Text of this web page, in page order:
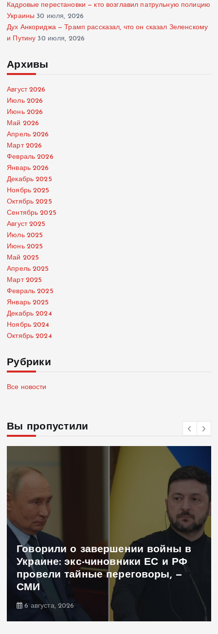
Кадровые перестановки — кто возглавил патрульную полицию
Украины 30 июля, 2026
Дух Анкориджа — Трамп рассказал, что он сказал Зеленскому
и Путину 30 июля, 2026
Архивы
Август 2026
Июль 2026
Июнь 2026
Май 2026
Апрель 2026
Март 2026
Февраль 2026
Январь 2026
Декабрь 2025
Ноябрь 2025
Октябрь 2025
Сентябрь 2025
Август 2025
Июль 2025
Июнь 2025
Май 2025
Апрель 2025
Март 2025
Февраль 2025
Январь 2025
Декабрь 2024
Ноябрь 2024
Октябрь 2024
Рубрики
Все новости
Вы пропустили
Иран готовил удар по Украине —
почему Тегеран передумал
5 августа, 2026